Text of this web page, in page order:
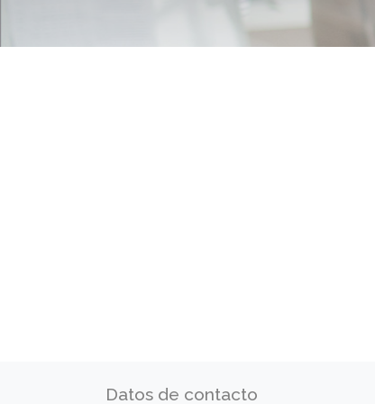
Datos de contacto